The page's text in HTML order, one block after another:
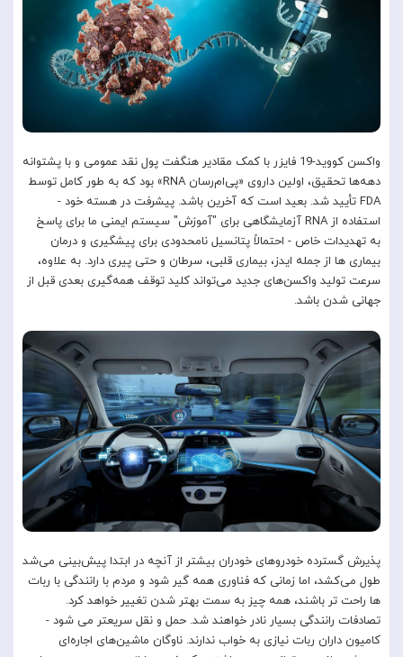
واکسن کووید-19 فایزر با کمک مقادیر هنگفت پول نقد عمومی و با پشتوانه
دهه‌ها تحقیق، اولین داروی «پی‌ام‌رسان RNA» بود که به طور کامل توسط
FDA تأیید شد. بعید است که آخرین باشد. پیشرفت در هسته خود -
استفاده از RNA آزمایشگاهی برای "آموزش" سیستم ایمنی ما برای پاسخ
به تهدیدات خاص - احتمالاً پتانسیل نامحدودی برای پیشگیری و درمان
بیماری ها از جمله ایدز، بیماری قلبی، سرطان و حتی پیری دارد. به علاوه،
سرعت تولید واکسن‌های جدید می‌تواند کلید توقف همه‌گیری بعدی قبل از
جهانی شدن باشد.
پذیرش گسترده خودروهای خودران بیشتر از آنچه در ابتدا پیش‌بینی می‌شد
طول می‌کشد، اما زمانی که فناوری همه گیر شود و مردم با رانندگی با ربات
ها راحت تر باشند، همه چیز به سمت بهتر شدن تغییر خواهد کرد.
تصادفات رانندگی بسیار نادر خواهند شد. حمل و نقل سریعتر می شود -
کامیون داران ربات نیازی به خواب ندارند. ناوگان ماشین‌های اجاره‌ای